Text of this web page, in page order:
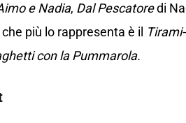
e Nadia, Dal Pescatoredi
più lo rappresenta è il
con la Pummarola.